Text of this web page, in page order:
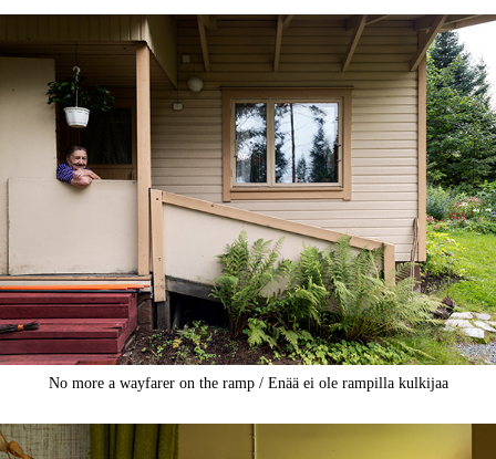
No more a wayfarer on the ramp / Enää ei ole rampilla kulkijaa